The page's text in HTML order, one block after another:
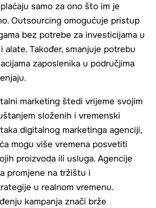
samo za ono što im je
Outsourcing omogućuje pristup
bez potrebe za investicijama u
Također, smanjuje potrebu
zaposlenika u područjima
marketing štedi vrijeme svojim
složenih i vremenski
digitalnog marketinga agenciji,
mogu više vremena posvetiti
proizvoda ili usluga. Agencije
promjene na tržištu i
u realnom vremenu.
kampanja znači brže